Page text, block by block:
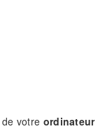
votre ordinateur